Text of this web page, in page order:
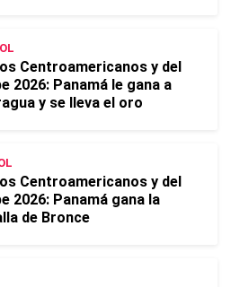
Centroamericanos y del
2026: Panamá le gana a
y se lleva el oro
Centroamericanos y del
2026: Panamá gana la
de Bronce